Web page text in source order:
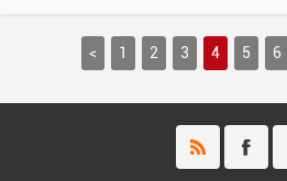
< 1 2 3 4 5 6